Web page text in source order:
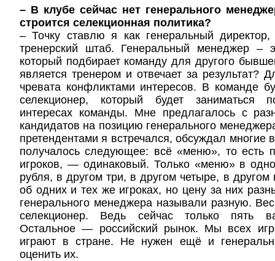
– В клубе сейчас нет генерального
строится селекционная политика?
– Точку ставлю я как генеральный
тренерский штаб. Генеральный менеджер –
который подбирает команду для другого
является тренером и отвечает за результат?
чревата конфликтами интересов. В команде
селекционер, который будет заниматься
интересах команды. Мне предлагалось с
кандидатов на позицию генерального
претендентами я встречался, обсуждал многие
получалось следующее: всё «меню», то есть
игроков, — одинаковый. Только «меню» в
рубля, в другом три, в другом четыре, в другом
об одних и тех же игроках, но цену за них
генерального менеджера называли разную.
селекционер. Ведь сейчас только пять
Остальное — российский рынок. Мы всех
играют в стране. Не нужен ещё и
оценить их.